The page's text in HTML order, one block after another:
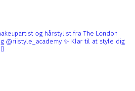
og hårstylist fra The London
@riistyle_academy ✨ Klar til at style dig